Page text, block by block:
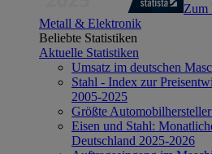
Zum
Metall & Elektronik
Beliebte Statistiken
Aktuelle Statistiken
Umsatz im deutschen
Stahl - Index zur
2005-2025
Größte
Eisen und Stahl:
Deutschland 2025-2026